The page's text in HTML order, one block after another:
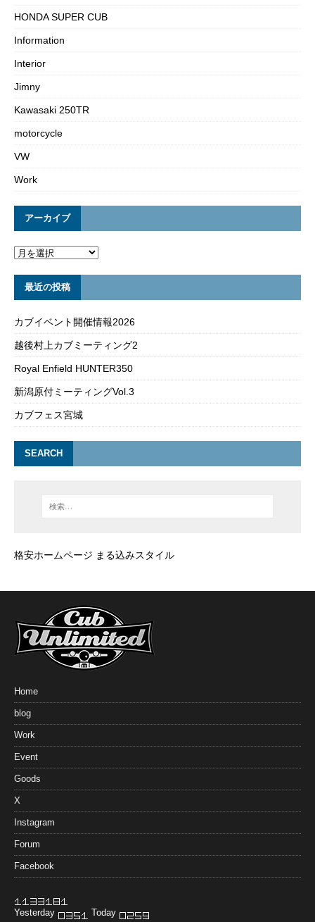
HONDA SUPER CUB
Information
Interior
Jimny
Kawasaki 250TR
motorcycle
VW
Work
アーカイブ
最近の投稿
カブイベント開催情報2026
越後村上カブミーティング2
Royal Enfield HUNTER350
新潟原付ミーティングVol.3
カブフェス宮城
SEARCH
格安ホームページ まる込みスタイル
Home
blog
Work
Event
Goods
X
Instagram
Forum
Facebook
Yesterday Today